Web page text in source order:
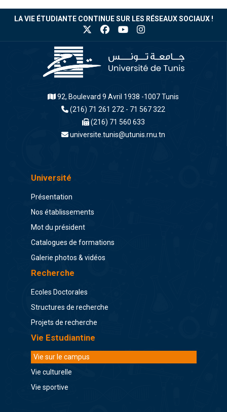
LA VIE ÉTUDIANTE CONTINUE SUR LES RÉSEAUX SOCIAUX !
92, Boulevard 9 Avril 1938 -1007 Tunis
(216) 71 261 272 - 71 567 322
(216) 71 560 633
universite.tunis@utunis.rnu.tn
Université
Présentation
Nos établissements
Mot du président
Catalogues de formations
Galerie photos & vidéos
Recherche
Ecoles Doctorales
Structures de recherche
Projets de recherche
Vie Estudiantine
Vie sur le campus
Vie culturelle
Vie sportive